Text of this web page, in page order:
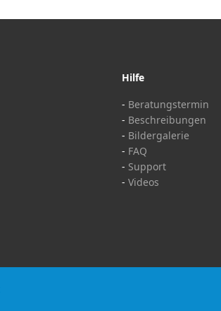
Hilfe
- Beratungstermin
- Beschreibungen
- Bildergalerie
- FAQ
- Support
- Videos